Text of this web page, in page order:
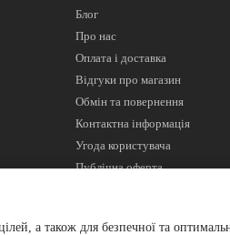
Блог
Про нас
Оплата і доставка
Відгуки про магазин
Обмін та повернення
Контактна інформація
Угода користувача
Публічна оферта
а також для безпечної та